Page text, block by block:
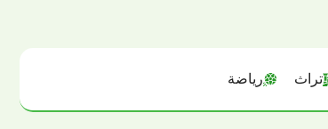
تراث رياضة